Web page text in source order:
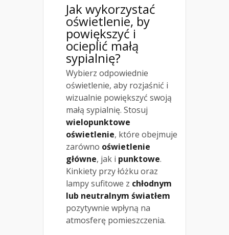
Jak wykorzystać
oświetlenie, by
powiększyć i
ocieplić małą
sypialnię?
Wybierz odpowiednie
oświetlenie, aby rozjaśnić i
wizualnie powiększyć swoją
małą sypialnię. Stosuj
wielopunktowe
oświetlenie, które obejmuje
zarówno oświetlenie
główne, jak i punktowe.
Kinkiety przy łóżku oraz
lampy sufitowe z chłodnym
lub neutralnym światłem
pozytywnie wpłyną na
atmosferę pomieszczenia.